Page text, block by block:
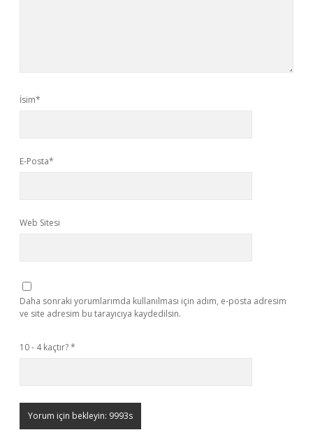
İsim*
E-Posta*
Web Sitesi
Daha sonraki yorumlarımda kullanılması için adım, e-posta adresim
ve site adresim bu tarayıcıya kaydedilsin.
10 - 4 kaçtır?*